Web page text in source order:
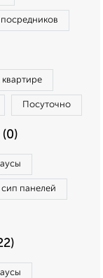
посредников
квартире
Посуточно
сип панелей